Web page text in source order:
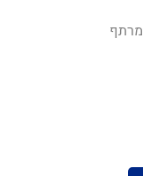
מרתף